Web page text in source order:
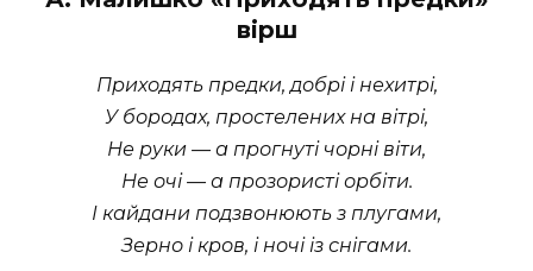
вірш
Приходять предки, добрі і нехитрі,
У бородах, простелених на вітрі,
Не руки — а прогнуті чорні віти,
Не очі — а прозористі орбіти.
І кайдани подзвонюють з плугами,
Зерно і кров, і ночі із снігами.